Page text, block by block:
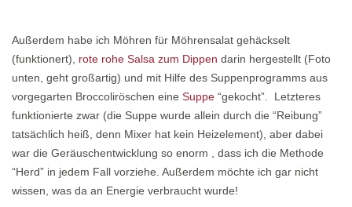
Außerdem habe ich Möhren für Möhrensalat gehäckselt
(funktionert), rote rohe Salsa zum Dippen darin hergestellt (Foto
unten, geht großartig) und mit Hilfe des Suppenprogramms aus
vorgegarten Broccoliröschen eine Suppe “gekocht”. Letzteres
funktionierte zwar (die Suppe wurde allein durch die “Reibung”
tatsächlich heiß, denn Mixer hat kein Heizelement), aber dabei
war die Geräuschentwicklung so enorm , dass ich die Methode
“Herd” in jedem Fall vorziehe. Außerdem möchte ich gar nicht
wissen, was da an Energie verbraucht wurde!